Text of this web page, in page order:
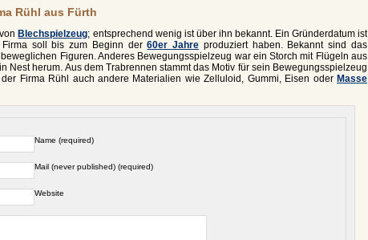
Rühl aus Fürth
vonBlechspielzeug; entsprechend wenig ist über ihn bekannt. Ein Gründerdatum ist
Firma soll bis zum Beginn der60er Jahre produziert haben. Bekannt sind das
Figuren. Anderes Bewegungsspielzeug war ein Storch mit Flügeln aus
Nest herum. Aus dem Trabrennen stammt das Motiv für sein Bewegungsspielzeug
der Firma Rühl auch andere Materialien wie Zelluloid, Gummi, Eisen oder Masse
Name (required)
Mail (never published) (required)
Website